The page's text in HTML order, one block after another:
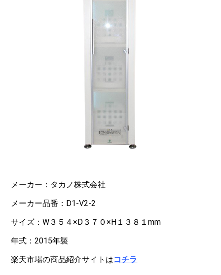
メーカー：タカノ株式会社
メーカー品番：D1-V2-2
サイズ：W３５４×D３７０×H１３８１mm
年式：2015年製
楽天市場の商品紹介サイトはコチラ